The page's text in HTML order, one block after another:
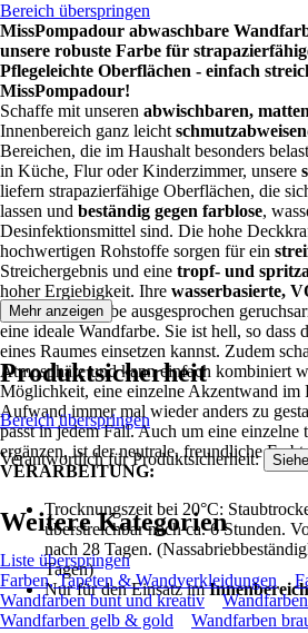
Bereich überspringen
MissPompadour abwaschbare
unsere robuste Farbe für
Pflegeleichte Oberflächen - einfach
MissPompadour!
Schaffe mit unseren abwischbaren, matten
Innenbereich ganz leicht
Bereichen, die im Haushalt besonders
in Küche, Flur oder Kinderzimmer, unsere
liefern strapazierfähige Oberflächen, die
lassen und beständig gegen farblose,
Desinfektionsmittel sind. Die hohe
hochwertigen Rohstoffe sorgen für ein
Streichergebnis und eine tropf- und
hoher Ergiebigkeit. Ihre wasserbasierte,
unsere Wandfarbe ausgesprochen
eine ideale Wandfarbe. Sie ist hell, so dass
eines Raumes einsetzen kannst. Zudem
Atmosphäre und kann einfach kombiniert
Möglichkeit, eine einzelne Akzentwand im
Aufwand immer mal wieder anders zu
passt in jedem Fall. Auch um eine einzelne
ergänzen, ist der neutrale, freundliche
VERARBEITUNG:
Trocknungszeit bei 20°C:
überstreichbar nach ca. 6 Stunden.
nach 28 Tagen.
Tagen)
Nur für den Einsatz imInnenbereich
Mehr anzeigen
Produktsicherheit
Bereich überspringen
Verantwortlich für Produktsicherheit:
Weitere Kategorien
Liste überspringen
Farben, Tapeten & Wandverkleidungen
Wandfarben bunt und kreativ
Wandfarben gelb & gold
Wandfarben